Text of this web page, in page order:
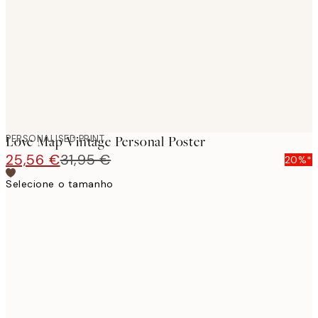
PERSONALISED PRINT
Love Map Vintage Personal Poster
25,56 €31,95 €
20%*
Selecione o tamanho